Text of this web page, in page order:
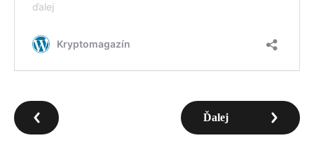
Ďalej